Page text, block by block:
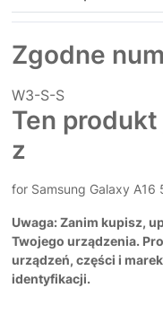
Zgodne
W3-S-S
Ten
z
for Samsung Galaxy A16
Uwaga: Zanim kupisz,
Twojego urządzenia.
urządzeń, części i
identyfikacji.